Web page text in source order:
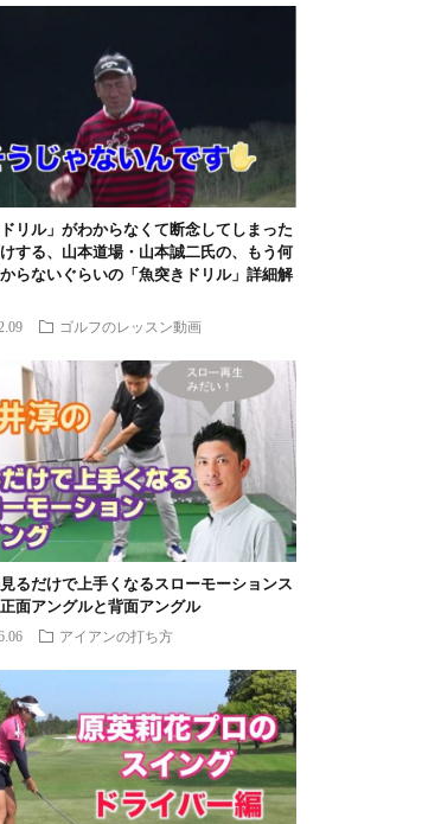
ドリル」がわからなくて断念してしまった
する、山本道場・山本誠二氏の、もう何
らないぐらいの「魚突きドリル」詳細解
ゴルフのレッスン動画
るだけで上手くなるスローモーションス
面アングルと背面アングル
アイアンの打ち方